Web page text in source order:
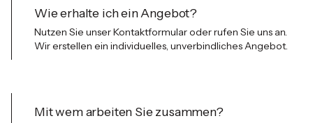
Wie erhalte ich ein Angebot?
Nutzen Sie unser Kontaktformular oder rufen Sie uns an.
Wir erstellen ein individuelles, unverbindliches Angebot.
Mit wem arbeiten Sie zusammen?